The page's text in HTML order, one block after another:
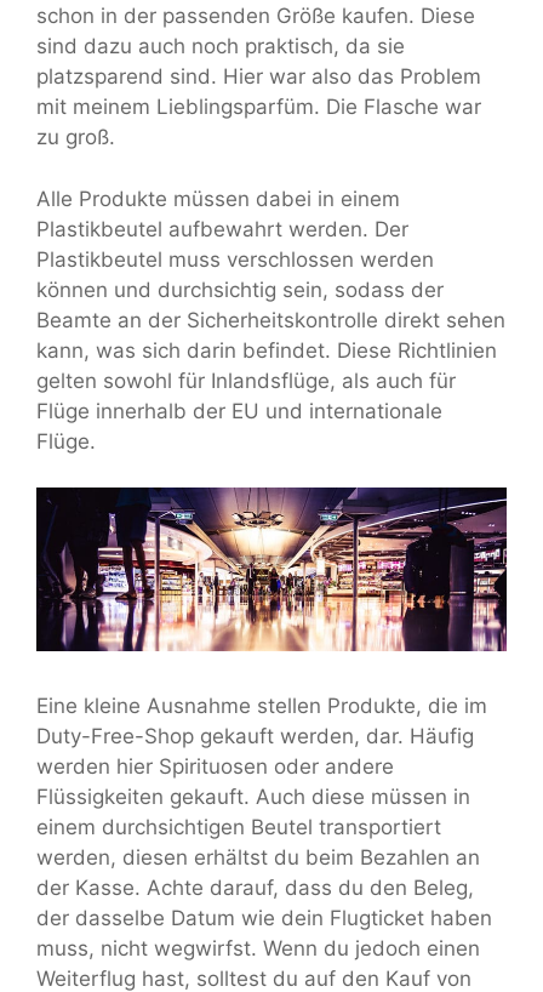
schon in der passenden Größe kaufen. Diese
sind dazu auch noch praktisch, da sie
platzsparend sind. Hier war also das Problem
mit meinem Lieblingsparfüm. Die Flasche war
zu groß.
Alle Produkte müssen dabei in einem
Plastikbeutel aufbewahrt werden. Der
Plastikbeutel muss verschlossen werden
können und durchsichtig sein, sodass der
Beamte an der Sicherheitskontrolle direkt sehen
kann, was sich darin befindet. Diese Richtlinien
gelten sowohl für Inlandsflüge, als auch für
Flüge innerhalb der EU und internationale
Flüge.
Eine kleine Ausnahme stellen Produkte, die im
Duty-Free-Shop gekauft werden, dar. Häufig
werden hier Spirituosen oder andere
Flüssigkeiten gekauft. Auch diese müssen in
einem durchsichtigen Beutel transportiert
werden, diesen erhältst du beim Bezahlen an
der Kasse. Achte darauf, dass du den Beleg,
der dasselbe Datum wie dein Flugticket haben
muss, nicht wegwirfst. Wenn du jedoch einen
Weiterflug hast, solltest du auf den Kauf von